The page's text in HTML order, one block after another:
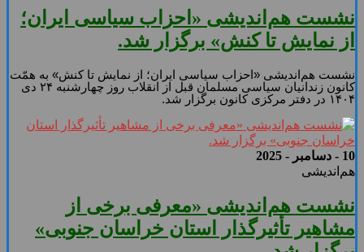
نشست هم‌اندیشی «احزاب سیاسی ایران؛
از نمایش تا کنش» برگزار شد.
نشست هم‌اندیشی «احزاب سیاسی ایران؛ از نمایش تا کنش» به همّت
کانون زندانیان سیاسی مسلمان قبل از انقلاب روز چهارشنبه ۲۴ دی
۱۴۰۴ در دفتر مرکزی کانون برگزار شد.
10 - دسامبر - 2025
هم‌اندیشی
نشست هم‌اندیشی «معرفی برخی از
مشاهیر تأثیرگذار استان خراسان جنوبی»